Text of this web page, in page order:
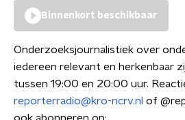
Binnenkort beschikbaar
Onderzoeksjournalistiek over
iedereen relevant en herkenbaar
tussen 19:00 en 20:00 uur.
reporterradio@kro-ncrv.nl of